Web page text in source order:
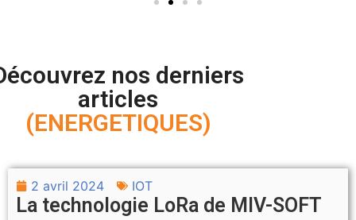
nos derniers
articles
(ENERGETIQUES)
2 avril 2024 IOT
La technologie LoRa de MIV-SOFT